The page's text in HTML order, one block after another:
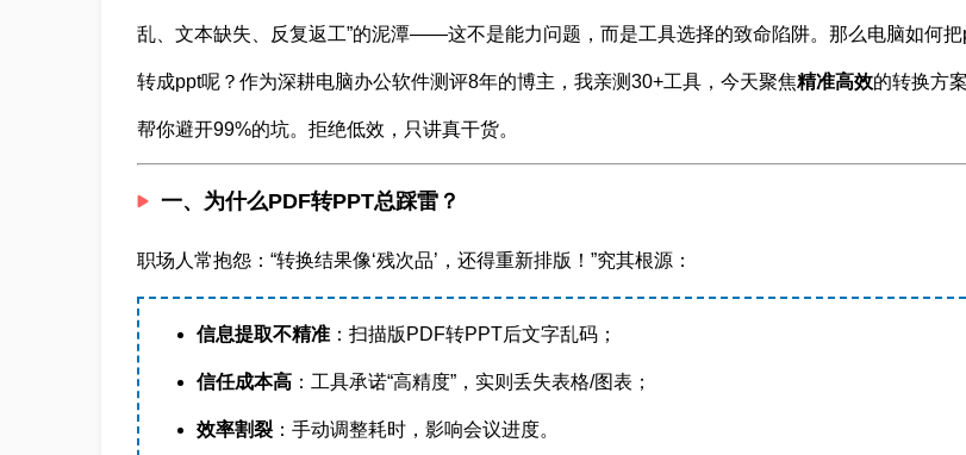
乱、文本缺失、反复返工”的泥潭——这不是能力问题，而是工具选择的致命陷阱。那么电脑如何把
转成ppt呢？作为深耕电脑办公软件测评8年的博主，我亲测30+工具，今天聚焦精准高效的转换方案
帮你避开99%的坑。拒绝低效，只讲真干货。
一、为什么PDF转PPT总踩雷？
职场人常抱怨：“转换结果像‘残次品’，还得重新排版！”究其根源：
信息提取不精准：扫描版PDF转PPT后文字乱码；
信任成本高：工具承诺“高精度”，实则丢失表格/图表；
效率割裂：手动调整耗时，影响会议进度。